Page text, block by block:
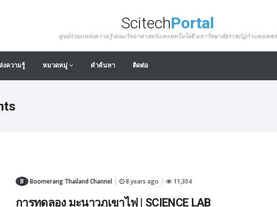
ScitechPortal
ศูนย์รวมแหล่งความรู้ คณะวิทยาศาสตร์และเทคโนโลยี มหาวิทยาลัยราชภัฏกำแพงเพชร
งความรู้ หมวดหมู่ คำค้นหา ติดต่อ
B Boomerang Thailand Channel 8 years ago 11,304
การทดลอง มะนาวภูเขาไฟ | SCIENCE LAB